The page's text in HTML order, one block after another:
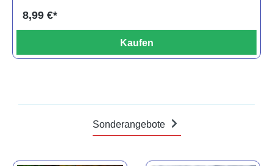
8,99 €*
Kaufen
Sonderangebote